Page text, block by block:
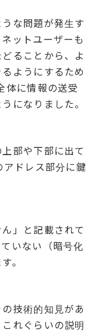
な問題が発生す
ットユーザーも
ることから、よ
ようにするため
体に情報の送受
になりました。
部や下部に出て
ドレス部分に鍵
」と記載されて
いない（暗号化
。
技術的知見があ
れぐらいの説明